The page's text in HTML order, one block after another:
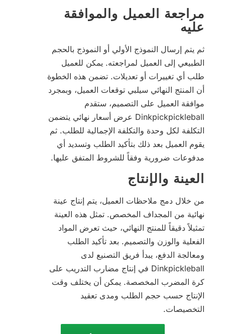
مراجعة العميل والموافقة
عليه
ثم يتم إرسال النموذج الأولي أو النموذج بالحجم
الطبيعي إلى العميل لمراجعته. يمكن للعميل
طلب أي تغييرات أو تعديلات. تضمن هذه الخطوة
أن المنتج النهائي سيلبي توقعات العميل، وبمجرد
موافقة العميل على التصميم، ستقدم
Dinkpickpickleball عرض أسعار نهائي يتضمن
التكلفة لكل وحدة والتكلفة الإجمالية للطلب. ثم
يقوم العميل بعد ذلك بتأكيد الطلب وتسديد أي
مدفوعات ضرورية وفقاً للشروط المتفق عليها.
العينة والإنتاج
من خلال دمج ملاحظات العميل، يتم إنتاج عينة
نهائية من المجداف المخصص. تمثل هذه العينة
تمثيلاً دقيقاً للمنتج النهائي، حيث تعرض المواد
الفعلية والوزن والتصميم. بعد تأكيد الطلب
ومعالجة الدفع، يبدأ فريق التصنيع لدى
Dinkpickleball في إنتاج مضارب التدريب على
كرة المضرب المخصصة. يمكن أن يختلف وقت
الإنتاج حسب حجم الطلب ومدى تعقيد
التخصيصات.